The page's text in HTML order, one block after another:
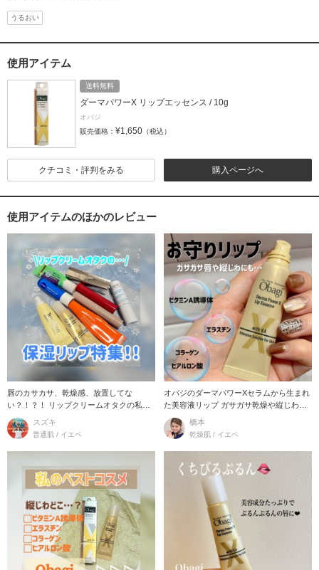
うるおい
使用アイテム
送料無料
ダーマパワーX リップエッセンス / 10g
オバジ
販売価格： ¥1,650 （税込）
購入ページへ
クチコミ・評判をみる
使用アイテムのほかのレビュー
唇のカサカサ、乾燥感、放置してな
い？！？！ リップクリームオタクの私が
厳選した9つの
スズキ
普通肌 / イエベ
オバジのダーマパワーXセラムから生まれ
た美容液リップ ガサガサ乾燥や縦じわが
気になると
橋本
乾燥肌 / イエベ